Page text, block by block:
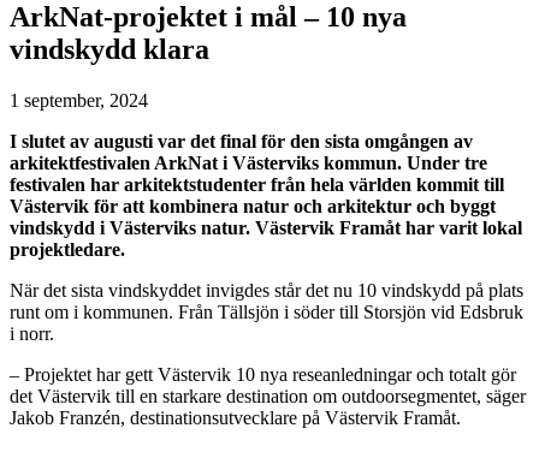
ArkNat-projektet i mål – 10 nya
vindskydd klara
1 september, 2024
I slutet av augusti var det final för den sista omgången av
arkitektfestivalen ArkNat i Västerviks kommun. Under tre
festivalen har arkitektstudenter från hela världen kommit till
Västervik för att kombinera natur och arkitektur och byggt
vindskydd i Västerviks natur. Västervik Framåt har varit lokal
projektledare.
När det sista vindskyddet invigdes står det nu 10 vindskydd på plats
runt om i kommunen. Från Tällsjön i söder till Storsjön vid Edsbruk
i norr.
– Projektet har gett Västervik 10 nya reseanledningar och totalt gör
det Västervik till en starkare destination om outdoorsegmentet, säger
Jakob Franzén, destinationsutvecklare på Västervik Framåt.